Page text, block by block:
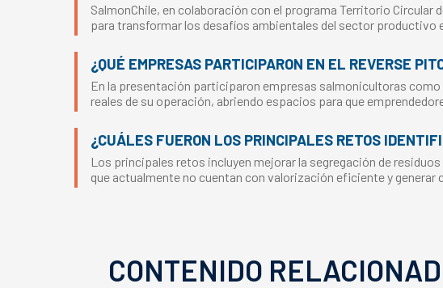
SalmonChile, en colaboración con el programa Territorio
para transformar los desafíos ambientales del sector
¿QUÉ EMPRESAS PARTICIPARON EN EL REVERSE
En la presentación participaron empresas salmonicultoras
reales de su operación, abriendo espacios para que
¿CUÁLES FUERON LOS PRINCIPALES RETOS
Los principales retos incluyen mejorar la segregación de
que actualmente no cuentan con valorización eficiente y
CONTENIDO